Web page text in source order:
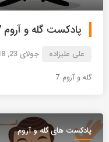
پادکست گله و آروم 07 ” کلیک کنید “
علی علیزاده جولای 23, 2018
گله و آروم 7
پادکست های گله و آروم